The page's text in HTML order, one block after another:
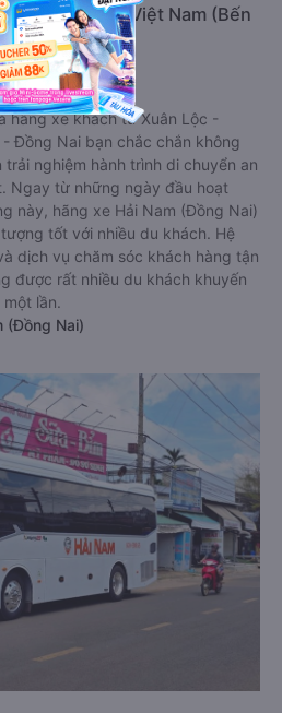
Đồng Nai, Việt Nam (Bến
(Đồng Nai)
hãng xe khách từ Xuân Lộc -
Đồng Nai bạn chắc chắn không
trải nghiệm hành trình di chuyển an
Ngay từ những ngày đầu hoạt
này, hãng xe Hải Nam (Đồng Nai)
tốt với nhiều du khách. Hệ
dịch vụ chăm sóc khách hàng tận
được rất nhiều du khách khuyến
lần.
(Đồng Nai)